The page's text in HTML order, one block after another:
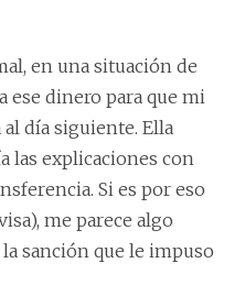
en una situación de
ese dinero para que mi
día siguiente. Ella
las explicaciones con
Si es por eso
me parece algo
sanción que le impuso